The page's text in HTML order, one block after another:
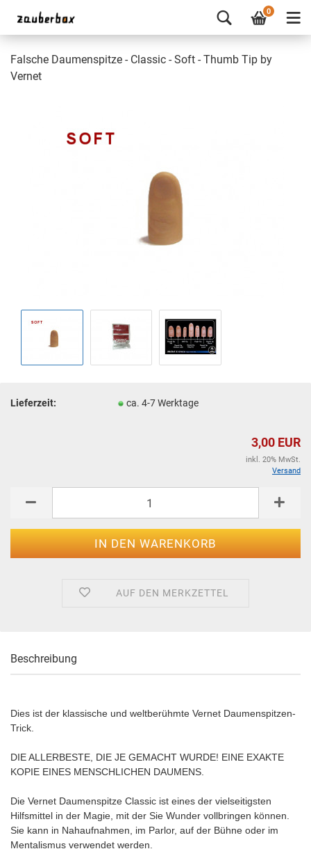
0
Falsche Daumenspitze - Classic - Soft - Thumb Tip by
Vernet
Lieferzeit: ca. 4-7 Werktage
3,00 EUR
inkl. 20% MwSt.
Versand
AUF DEN MERKZETTEL
Beschreibung
Dies ist der klassische und weltberühmte Vernet Daumenspitzen-
Trick.
DIE ALLERBESTE, DIE JE GEMACHT WURDE! EINE EXAKTE
KOPIE EINES MENSCHLICHEN DAUMENS.
Die Vernet Daumenspitze Classic ist eines der vielseitigsten
Hilfsmittel in der Magie, mit der Sie Wunder vollbringen können.
Sie kann in Nahaufnahmen, im Parlor, auf der Bühne oder im
Mentalismus verwendet werden.